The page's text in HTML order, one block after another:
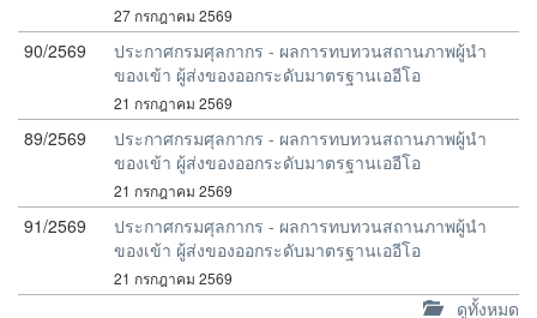
27 กรกฎาคม 2569
90/2569
ประกาศกรมศุลกากร - ผลการทบทวนสถานภาพผู้นำ
ของเข้า ผู้ส่งของออกระดับมาตรฐานเออีโอ
21 กรกฎาคม 2569
89/2569
ประกาศกรมศุลกากร - ผลการทบทวนสถานภาพผู้นำ
ของเข้า ผู้ส่งของออกระดับมาตรฐานเออีโอ
21 กรกฎาคม 2569
91/2569
ประกาศกรมศุลกากร - ผลการทบทวนสถานภาพผู้นำ
ของเข้า ผู้ส่งของออกระดับมาตรฐานเออีโอ
21 กรกฎาคม 2569
ดูทั้งหมด